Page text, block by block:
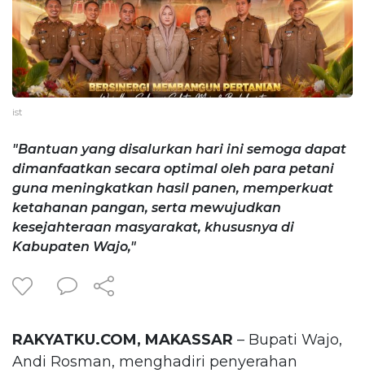
ist
"Bantuan yang disalurkan hari ini semoga dapat
dimanfaatkan secara optimal oleh para petani
guna meningkatkan hasil panen, memperkuat
ketahanan pangan, serta mewujudkan
kesejahteraan masyarakat, khususnya di
Kabupaten Wajo,"
RAKYATKU.COM, MAKASSAR – Bupati Wajo,
Andi Rosman, menghadiri penyerahan